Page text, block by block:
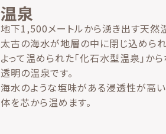
温泉
地下1,500メートルから湧き出す天然
太古の海水が地層の中に閉じ込めら
よって温められた「化石水型温泉」か
透明の温泉です。
海水のような塩味がある浸透性が高い
体を芯から温めます。